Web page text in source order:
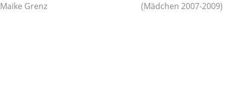
Maike Grenz
(Mädchen 2007-2009)